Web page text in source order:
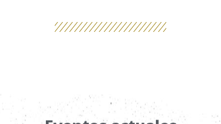
Eventos actuales